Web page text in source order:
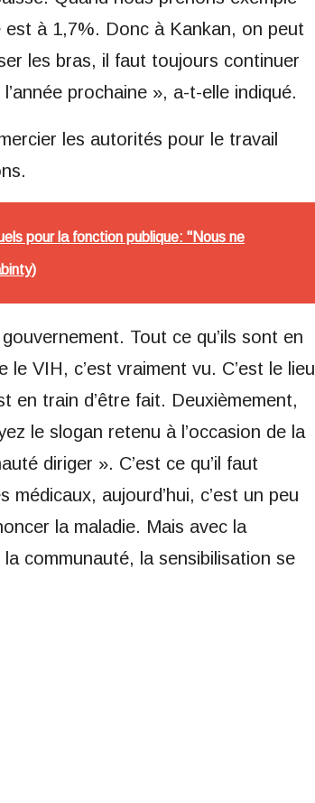
à 1,7%. Donc à Kankan, on peut
les bras, il faut toujours continuer
prochaine », a-t-elle indiqué.
les autorités pour le travail
pour la fonction publique: "Nous ne
Tout ce qu’ils sont en
VIH, c’est vraiment vu. C’est le lieu
en train d’être fait. Deuxièmement,
le slogan retenu à l’occasion de la
diriger ». C’est ce qu’il faut
aujourd’hui, c’est un peu
la maladie. Mais avec la
communauté, la sensibilisation se